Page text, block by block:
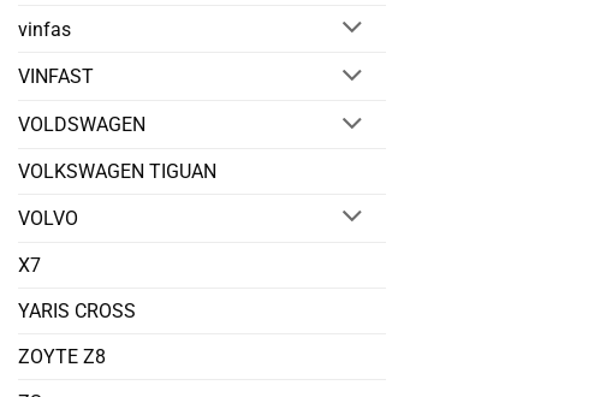
vinfas
VINFAST
VOLDSWAGEN
VOLKSWAGEN TIGUAN
VOLVO
X7
YARIS CROSS
ZOYTE Z8